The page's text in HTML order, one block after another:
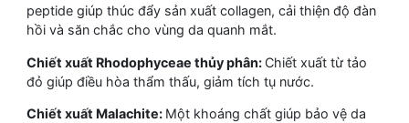
peptide giúp thúc đẩy sản xuất collagen, cải thiện độ đàn
hồi và săn chắc cho vùng da quanh mắt.
Chiết xuất Rhodophyceae thủy phân:Chiết xuất từ tảo
đỏ giúp điều hòa thẩm thấu, giảm tích tụ nước.
Chiết xuất Malachite: Một khoáng chất giúp bảo vệ da